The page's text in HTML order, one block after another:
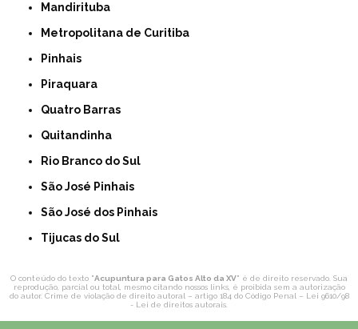
Mandirituba
Metropolitana de Curitiba
Pinhais
Piraquara
Quatro Barras
Quitandinha
Rio Branco do Sul
São José Pinhais
São José dos Pinhais
Tijucas do Sul
O conteúdo do texto "Acupuntura para Gatos Alto da XV" é de direito reservado. Sua
reprodução, parcial ou total, mesmo citando nossos links, é proibida sem a autorização
do autor. Crime de violação de direito autoral – artigo 184 do Código Penal – Lei 9610/98
- Lei de direitos autorais